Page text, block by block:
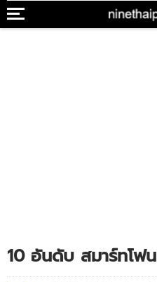
10 อันดับ สมาร์ทโฟ